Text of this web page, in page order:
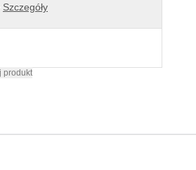
Szczegóły
produkt